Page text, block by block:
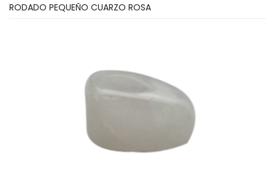
RODADO PEQUEÑO CUARZO ROSA